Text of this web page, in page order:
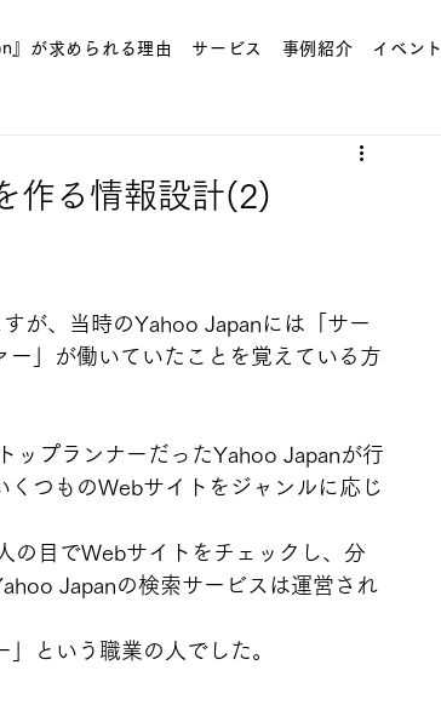
』が求められる理由 サービス 事例紹介 イベント
作る情報設計(2)
が、当時のYahoo Japanには「サー
」が働いていたことを覚えている方
ップランナーだったYahoo Japanが行
つものWebサイトをジャンルに応じ
の目でWebサイトをチェックし、分
Japanの検索サービスは運営され
という職業の人でした。